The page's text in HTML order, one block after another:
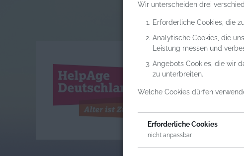
Wir unterscheiden drei
Erforderliche Cookies, die
Analytische Cookies, die
Leistung messen und
Angebots Cookies, die wir
zu unterbreiten.
Welche Cookies dürfen
Erforderliche Cookies
nicht anpassbar